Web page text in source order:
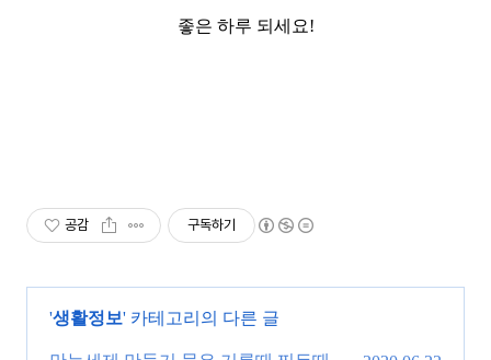
좋은 하루 되세요!
공감 구독하기
'생활정보' 카테고리의 다른 글